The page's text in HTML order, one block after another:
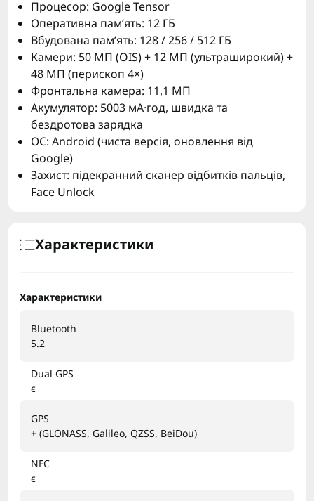
Процесор: Google Tensor
Оперативна пам’ять: 12 ГБ
Вбудована пам’ять: 128 / 256 / 512 ГБ
Камери: 50 МП (OIS) + 12 МП (ультраширокий) +
48 МП (перископ 4×)
Фронтальна камера: 11,1 МП
Акумулятор: 5003 мА·год, швидка та
бездротова зарядка
ОС: Android (чиста версія, оновлення від
Google)
Захист: підекранний сканер відбитків пальців,
Face Unlock
Характеристики
Характеристики
Bluetooth
5.2
Dual GPS
є
GPS
+ (GLONASS, Galileo, QZSS, BeiDou)
NFC
є